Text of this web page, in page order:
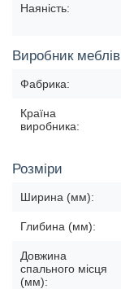
Наяність:
Виробник меблів
Фабрика:
Країна
виробника:
Розміри
Ширина (мм):
Глибина (мм):
Довжина
спального місця
(мм):